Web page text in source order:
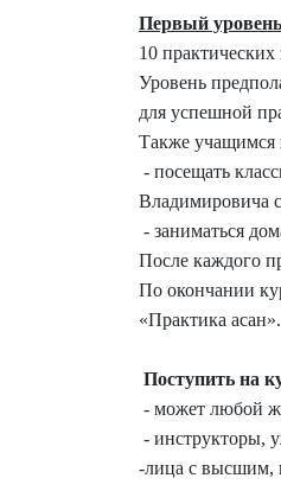
Первый уровень
10
Уровень
для успешной
Также учащимся
- посещать
Владимировича
- заниматься
После каждого
По окончании
«Практика асан».
Поступить на
- может любой
- инструкторы,
-лица с высшим,